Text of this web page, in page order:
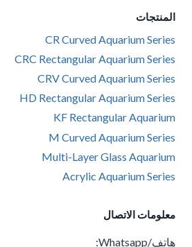
المنتجات
CR Curved Aquarium Series
CRC Rectangular Aquarium Series
CRV Curved Aquarium Series
HD Rectangular Aquarium Series
KF Rectangular Aquarium
M Curved Aquarium Series
Multi-Layer Glass Aquarium
Acrylic Aquarium Series
معلومات الاتصال
هاتف/Whatsapp: